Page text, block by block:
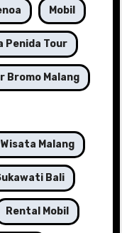
Mobil
Penida Tour
Bromo Malang
Malang
Bali
Rental Mobil